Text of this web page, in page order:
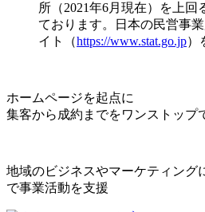
所（2021年6月現在）を上
ております。日本の民営事
イト（https://www.stat.go.jp）
ホームページを起点に
集客から成約までをワンストップ
地域のビジネスやマーケティング
で事業活動を支援